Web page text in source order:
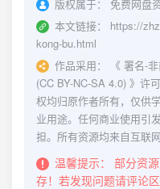
版权属于：
免费网盘
本文链接：
https://
kong-bu.html
作品采用：
《 署名-
(CC BY-NC-SA 4.0) 》许
权均归原作者所有，仅供
业用途。任何商业使用引
担。所有资源均来自互联
温馨提示：
部分资
存！若发现问题请评论